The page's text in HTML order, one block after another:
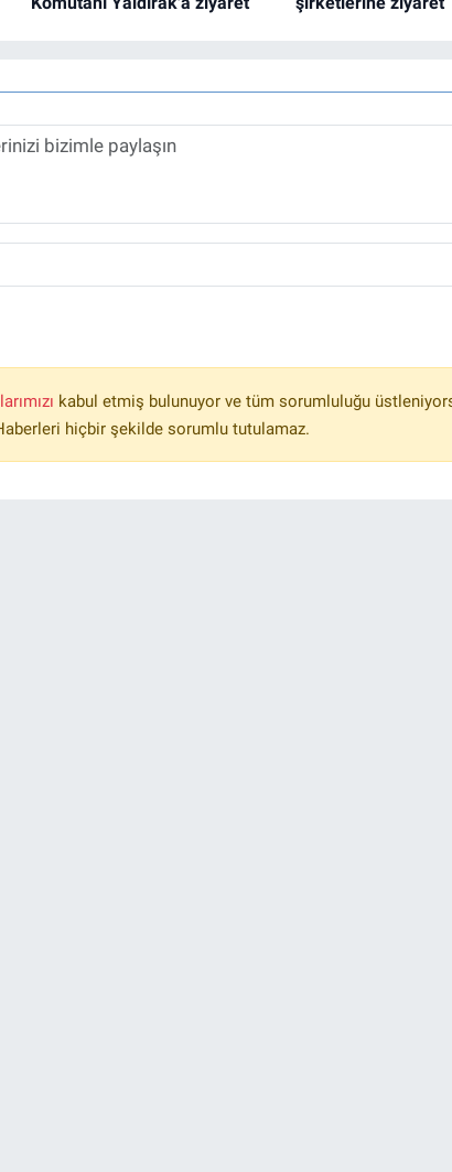
kabul etmiş bulunuyor ve tüm sorumluluğu
hiçbir şekilde sorumlu tutulamaz.